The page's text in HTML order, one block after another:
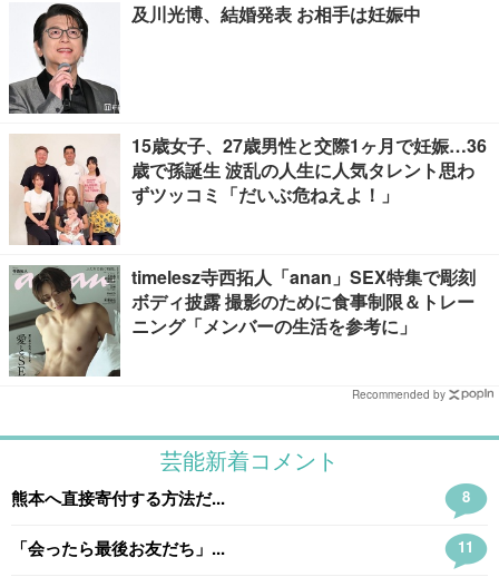
及川光博、結婚発表 お相手は妊娠中
15歳女子、27歳男性と交際1ヶ月で妊娠…36
歳で孫誕生 波乱の人生に人気タレント思わ
ずツッコミ「だいぶ危ねえよ！」
timelesz寺西拓人「anan」SEX特集で彫刻
ボディ披露 撮影のために食事制限＆トレー
ニング「メンバーの生活を参考に」
Recommended by